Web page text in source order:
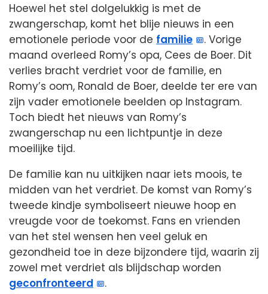
Hoewel het stel dolgelukkig is met de
zwangerschap, komt het blije nieuws in een
emotionele periode voor de familie
. Vorige
maand overleed Romy’s opa, Cees de Boer. Dit
verlies bracht verdriet voor de familie, en
Romy’s oom, Ronald de Boer, deelde ter ere van
zijn vader emotionele beelden op Instagram.
Toch biedt het nieuws van Romy’s
zwangerschap nu een lichtpuntje in deze
moeilijke tijd.
De familie kan nu uitkijken naar iets moois, te
midden van het verdriet. De komst van Romy’s
tweede kindje symboliseert nieuwe hoop en
vreugde voor de toekomst. Fans en vrienden
van het stel wensen hen veel geluk en
gezondheid toe in deze bijzondere tijd, waarin zij
zowel met verdriet als blijdschap worden
geconfronteerd
.